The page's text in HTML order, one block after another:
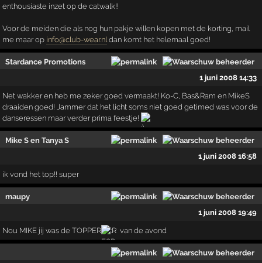
enthousiaste inzet op de catwalk!!
Voor de meiden die als nog hun pakje willen kopen met de korting, mail
me maar op info@club-wear.nl dan komt het helemaal goed!
Stardance Promotions
1 juni 2008 14:33
Net wakker en heb me zeker goed vermaakt! Ko-C, Bas&Ram en MikeS
draaiden goed! Jammer dat het licht soms niet goed getimed was voor de
danseressen maar verder prima feestje!
Mike S en Tanya S
1 juni 2008 16:58
ik vond het top!! super
maupy
1 juni 2008 19:49
Nou MIKE jij was de TOPPER van de avond